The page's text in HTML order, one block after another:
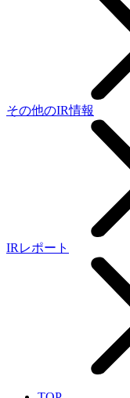
その他のIR情報
IRレポート